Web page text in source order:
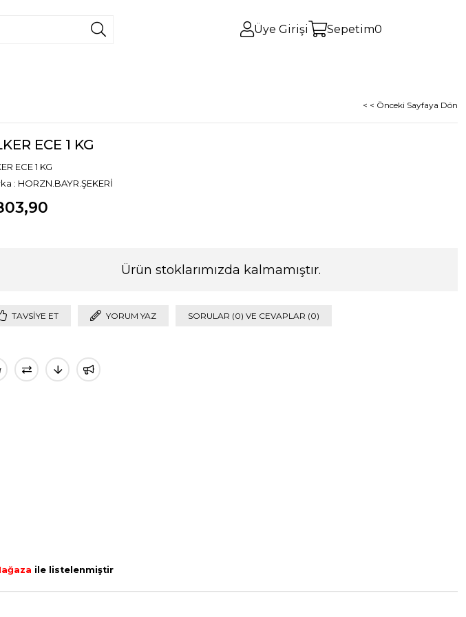
Üye Girişi Sepetim0
< < Önceki Sayfaya Dön
ECE 1 KG
ECE 1 KG
: HORZN.BAYR.ŞEKERİ
Ürün stoklarımızda kalmamıştır.
TAVSIYE ET YORUM YAZ SORULAR (0) VE CEVAPLAR (0)
ile listelenmiştir